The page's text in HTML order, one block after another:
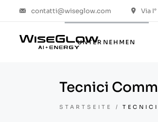
contatti@wiseglow.com Via
UNTERNEHMEN
Über uns
Über uns
Werte & ESG
Tecnici
STARTSEITE